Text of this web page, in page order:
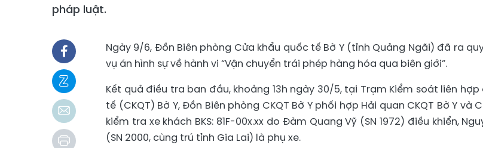
pháp luật.
Ngày 9/6, Đồn Biên phòng Cửa khẩu quốc tế Bờ Y (tỉnh Quảng Ngãi) đã ra
vụ án hình sự về hành vi “Vận chuyển trái phép hàng hóa qua biên giới”.
Kết quả điều tra ban đầu, khoảng 13h ngày 30/5, tại Trạm Kiểm soát liên
tế (CKQT) Bờ Y, Đồn Biên phòng CKQT Bờ Y phối hợp Hải quan CKQT Bờ Y và
kiểm tra xe khách BKS: 81F-00x.xx do Đàm Quang Vỹ (SN 1972) điều khiển,
(SN 2000, cùng trú tỉnh Gia Lai) là phụ xe.